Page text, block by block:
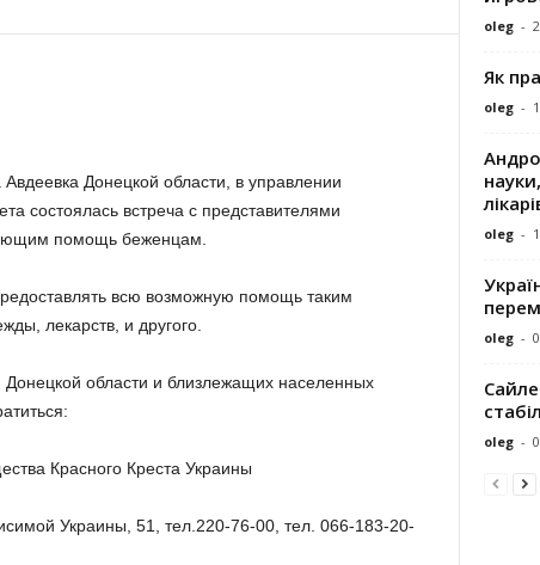
Донецкой области, в управлении
состоялась встреча с представителями
помощь беженцам.
всю возможную помощь таким
лекарств, и другого.
области и близлежащих населенных
Красного Креста Украины
Украины, 51, тел.220-76-00, тел. 066-183-20-
oleg -
Як
oleg -
oleg -
oleg -
oleg -